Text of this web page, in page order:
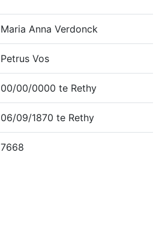
Maria Anna Verdonck
Petrus Vos
00/00/0000 te Rethy
06/09/1870 te Rethy
7668